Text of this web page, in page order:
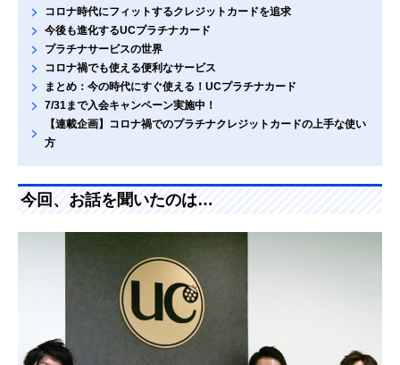
コロナ時代にフィットするクレジットカードを追求
今後も進化するUCプラチナカード
プラチナサービスの世界
コロナ禍でも使える便利なサービス
まとめ：今の時代にすぐ使える！UCプラチナカード
7/31まで入会キャンペーン実施中！
【連載企画】コロナ禍でのプラチナクレジットカードの上手な使い
方
今回、お話を聞いたのは…